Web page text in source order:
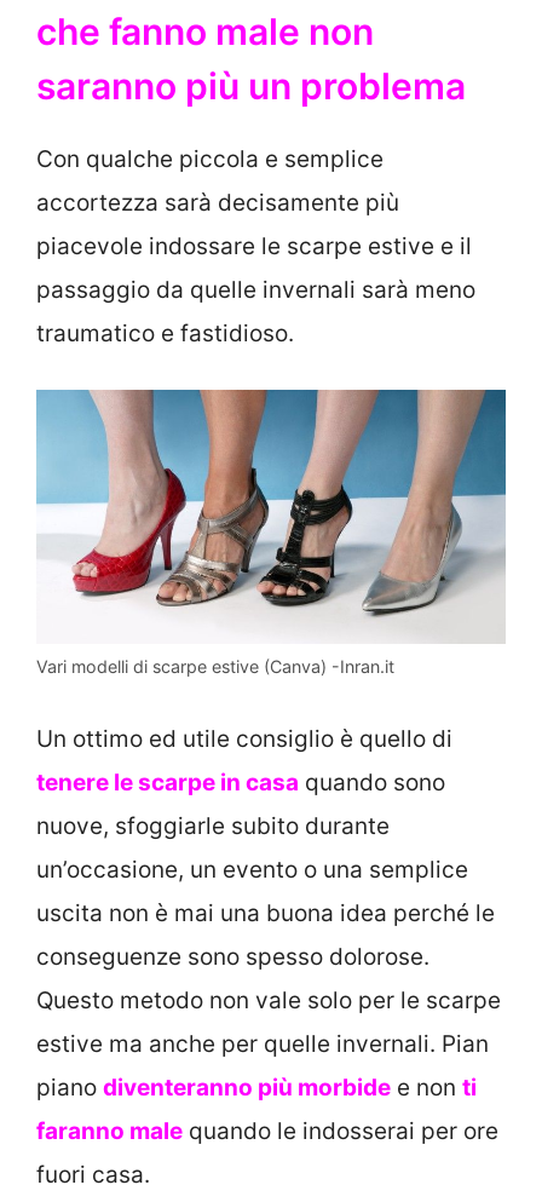
che fanno male non
saranno più un problema
Con qualche piccola e semplice
accortezza sarà decisamente più
piacevole indossare le scarpe estive e il
passaggio da quelle invernali sarà meno
traumatico e fastidioso.
Vari modelli di scarpe estive (Canva) -Inran.it
Un ottimo ed utile consiglio è quello di
tenere le scarpe in casa quando sono
nuove, sfoggiarle subito durante
un’occasione, un evento o una semplice
uscita non è mai una buona idea perché le
conseguenze sono spesso dolorose.
Questo metodo non vale solo per le scarpe
estive ma anche per quelle invernali. Pian
piano diventeranno più morbide e non ti
faranno male quando le indosserai per ore
fuori casa.